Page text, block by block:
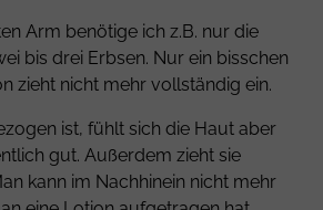
Arm benötige ich z.B. nur die
bis drei Erbsen. Nur ein bisschen
zieht nicht mehr vollständig ein.
ist, fühlt sich die Haut aber
gut. Außerdem zieht sie
kann im Nachhinein nicht mehr